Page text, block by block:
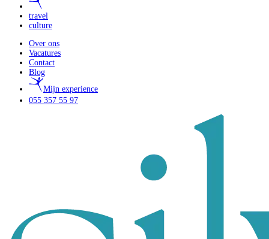
travel
culture
Over ons
Vacatures
Contact
Blog
Mijn experience
055 357 55 97